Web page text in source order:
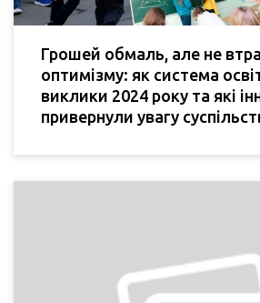
Грошей обмаль, але не
оптимізму: як система
виклики 2024 року та які
привернули увагу